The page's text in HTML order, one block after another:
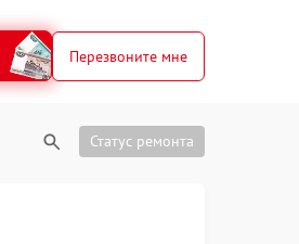
Перезвоните мне
Статус ремонта